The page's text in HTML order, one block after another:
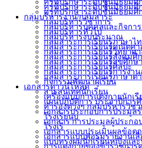
ครูที่ปรึกษาระดับชั้นมัธยมศึ
ครูที่ปรึกษาระดับชั้นมัธยมศึ
กลุ่มบริหารงาน/กลุ่มสาระ
กลุ่มบริหารวิชาการ
กลุ่มบริหารบุคคลและกิจการ
กลุ่มบริหารทั่วไป
กลุ่มบริหารงบประมาณ
กลุ่มสาระการเรียนรู้ภาษาไ
กลุ่มสาระการเรียนรู้คณิตศา
กลุ่มสาระการเรียนรู้วิทยาศ
กลุ่มสาระการเรียนรู้สังคม
กลุ่มสาระการเรียนรู้สุขศึกษ
กลุ่มสาระการเรียนรู้ศิลปะ
กลุ่มสาระการเรียนรู้การงา
กลุ่มสาระการเรียนรู้ภาษาต่
กิจกรรมพัฒนาผู้เรียน
เอกสารดาวน์โหลด
สารสนเทศนักเรียน
เครื่องแบบการแต่งกายนักเรี
แผนปฏิบัติการ ประจำปีการ
คำรองต่างๆ กลุ่มบริหารวิชา
เอกสารประกอบการประมูล
โรงเรียนบ
เอกสาร การประมูลผู้ประก
โรงเรี
เอกสารแบบประเมินผลข้อต
เอกสารแบบฟอร์มรายงานเลื่
แบบทรงผมนักเรียนหญิงและ
การแต่งกายของข้าราชกา